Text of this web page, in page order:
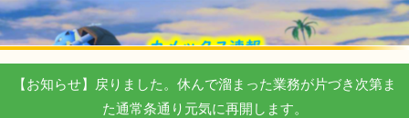
【お知らせ】戻りました。休んで溜まった業務が片づき次第ま
た通常条通り元気に再開します。